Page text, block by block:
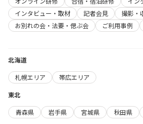
インタビュー・取材
記者会見
撮影・
お別れの会・法要・偲ぶ会
ご利用事例
北海道
札幌エリア
帯広エリア
東北
青森県
岩手県 宮城県 秋田県